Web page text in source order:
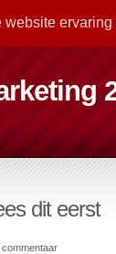
ervaring
dit eerst
commentaar